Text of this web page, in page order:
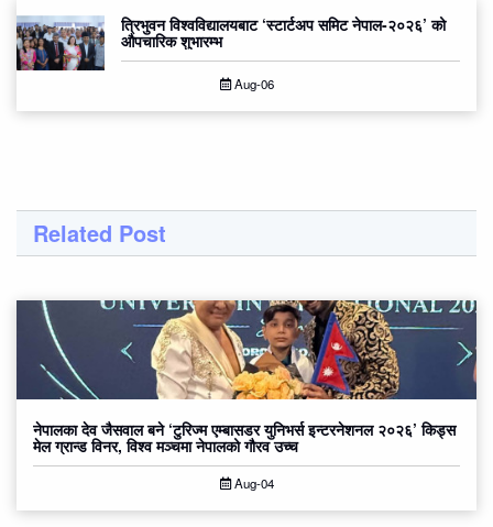
त्रिभुवन विश्वविद्यालयबाट ‘स्टार्टअप समिट नेपाल-२०२६’ को
औपचारिक शुभारम्भ
Aug-06
Related Post
नेपालका देव जैसवाल बने ‘टुरिज्म एम्बासडर युनिभर्स इन्टरनेशनल २०२६’ किड्स
मेल ग्रान्ड विनर, विश्व मञ्चमा नेपालको गौरव उच्च
Aug-04